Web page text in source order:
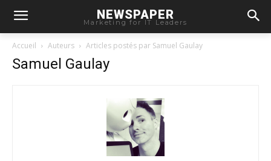
NEWSPAPER
Marketing for IT Leaders
Accueil Auteurs Articles postés par Samuel Gaulay
Samuel Gaulay